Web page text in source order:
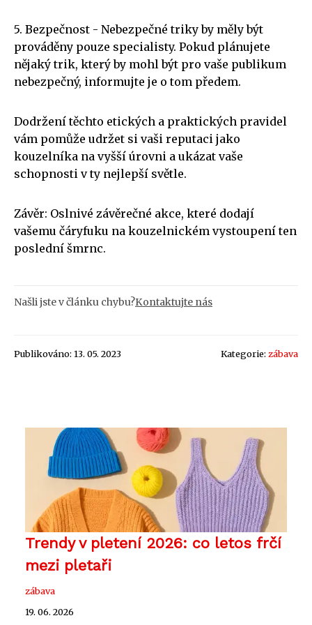
5. Bezpečnost - Nebezpečné triky by měly být
prováděny pouze specialisty. Pokud plánujete
nějaký trik, který by mohl být pro vaše publikum
nebezpečný, informujte je o tom předem.
Dodržení těchto etických a praktických pravidel
vám pomůže udržet si vaši reputaci jako
kouzelníka na vyšší úrovni a ukázat vaše
schopnosti v ty nejlepší světle.
Závěr: Oslnivé závěrečné akce, které dodají
vašemu čáryfuku na kouzelnickém vystoupení ten
poslední šmrnc.
Našli jste v článku chybu?Kontaktujte nás
Publikováno: 13. 05. 2023 Kategorie: zábava
Trendy v pletení 2026: co letos frčí
mezi pletaři
zábava
19. 06. 2026